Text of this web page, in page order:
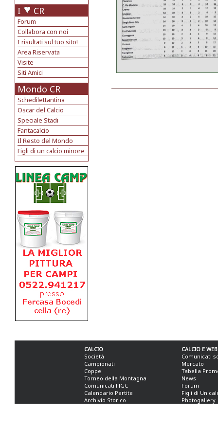
I CR
Forum
Collabora con noi
I risultati sul tuo sito!
Area Riservata
Visite
Siti Amici
Mondo CR
Schedilettantina
Oscar del Calcio
Speciale Stadi
Fantacalcio
Il Resto del Mondo
Figli di un calcio minore
CALCIO
Società
Campionati
Coppe
Torneo della Montagna
Comunicati FIGC
Calendario Partite
Archivio Storico
CALCIO E WEB
Comunicati
Mercato
Tabella
News
Forum
Figli di Un
Photogallery